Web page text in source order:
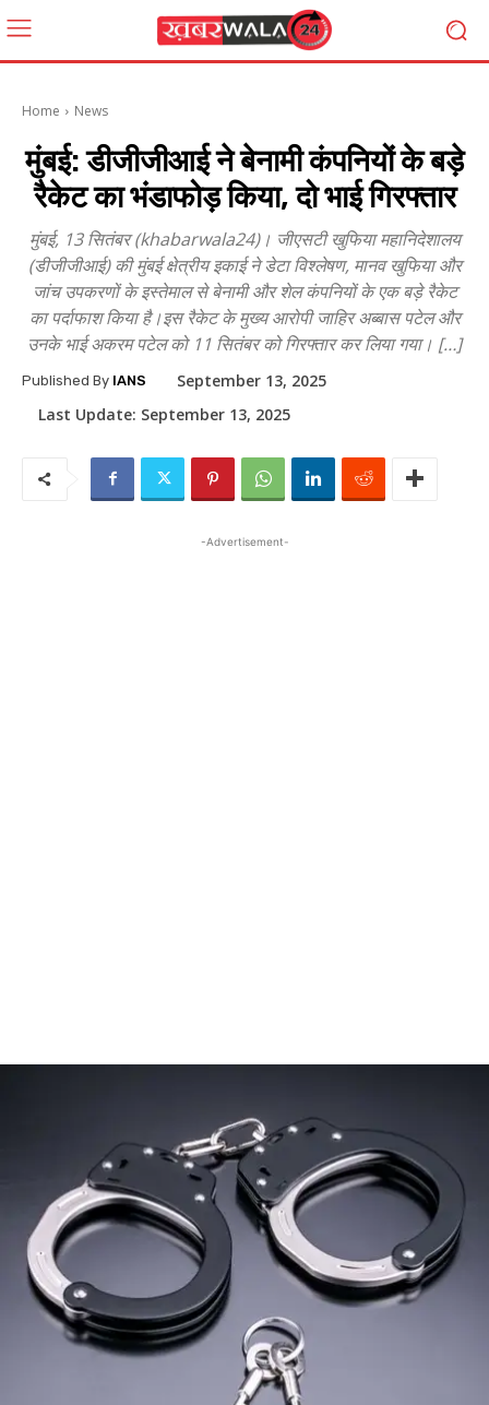
Home News
मुंबई: डीजीजीआई ने बेनामी कंपनियों के बड़े
रैकेट का भंडाफोड़ किया, दो भाई गिरफ्तार
मुंबई, 13 सितंबर (khabarwala24)। जीएसटी खुफिया महानिदेशालय
(डीजीजीआई) की मुंबई क्षेत्रीय इकाई ने डेटा विश्लेषण, मानव खुफिया और
जांच उपकरणों के इस्तेमाल से बेनामी और शेल कंपनियों के एक बड़े रैकेट
का पर्दाफाश किया है।इस रैकेट के मुख्य आरोपी जाहिर अब्बास पटेल और
उनके भाई अकरम पटेल को 11 सितंबर को गिरफ्तार कर लिया गया। […]
Published By IANS
September 13, 2025
Last Update: September 13, 2025
-Advertisement-